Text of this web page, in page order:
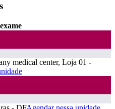
medical center, Loja 01 -